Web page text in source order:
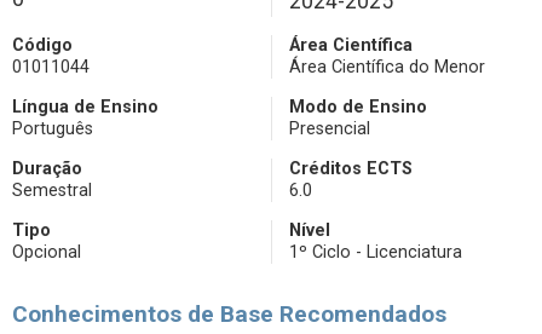
Código
01011044
Área Científica
Área Científica do Menor
Língua de Ensino
Português
Modo de Ensino
Presencial
Duração
Semestral
Créditos ECTS
6.0
Tipo
Opcional
Nível
1º Ciclo - Licenciatura
Conhecimentos de Base Recomendados